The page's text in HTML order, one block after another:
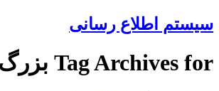
سیستم اطلاع رسانی
Tag Archives for بزرگ برگزار